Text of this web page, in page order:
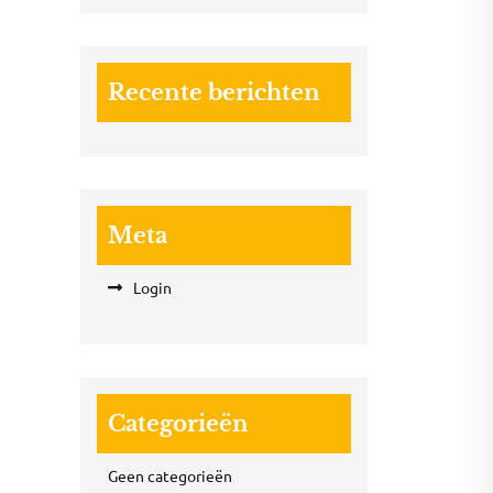
Recente berichten
Meta
Login
Categorieën
Geen categorieën